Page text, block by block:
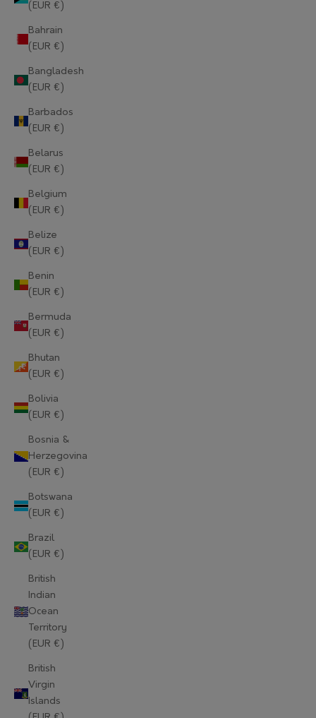
(EUR €)
Bahrain
(EUR €)
Bangladesh
(EUR €)
Barbados
(EUR €)
Belarus
(EUR €)
Belgium
(EUR €)
Belize
(EUR €)
Benin
(EUR €)
Bermuda
(EUR €)
Bhutan
(EUR €)
Bolivia
(EUR €)
Bosnia &
Herzegovina
(EUR €)
Botswana
(EUR €)
Brazil
(EUR €)
British
Indian
Ocean
Territory
(EUR €)
British
Virgin
Islands